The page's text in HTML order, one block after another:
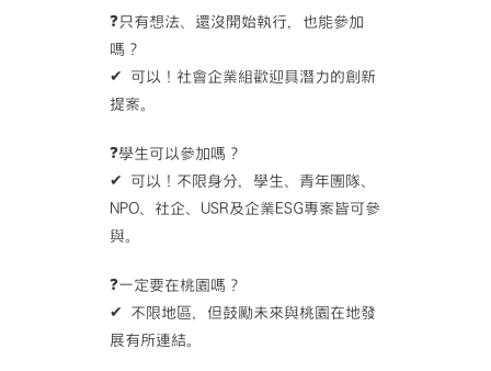
❓只有想法、還沒開始執行，也能參加
嗎？
✔ 可以！社會企業組歡迎具潛力的創新
提案。
❓學生可以參加嗎？
✔ 可以！不限身分，學生、青年團隊、
NPO、社企、USR及企業ESG專案皆可參
與。
❓一定要在桃園嗎？
✔ 不限地區，但鼓勵未來與桃園在地發
展有所連結。